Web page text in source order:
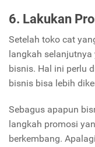
6. Lakukan
Setelah toko cat
langkah
bisnis. Hal ini perlu
bisnis bisa lebih
Sebagus apapun
langkah promosi
berkembang.